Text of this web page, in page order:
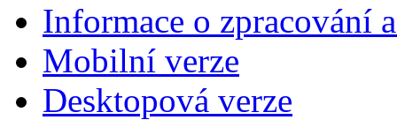
Informace o zpracování
Mobilní verze
Desktopová verze